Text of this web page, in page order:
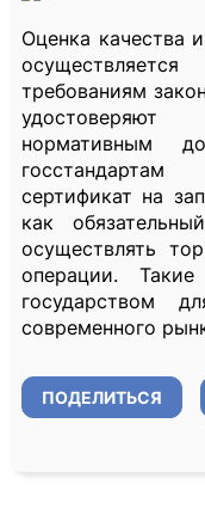
Оценка качества
требованиям
удостоверяют
нормативным
сертификат на
как
осуществлять
операции. Такие
государством
современного
ПОДЕЛИТЬСЯ